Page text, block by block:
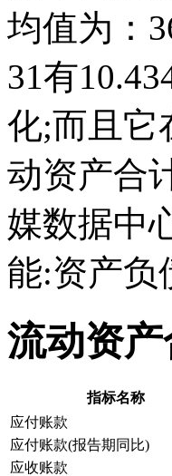
均值为：
31有
化;而且它
动资产合
媒数据中
能:资产负
流动资
指标名称
应付账款
应付账款(报告期同比)
应收账款